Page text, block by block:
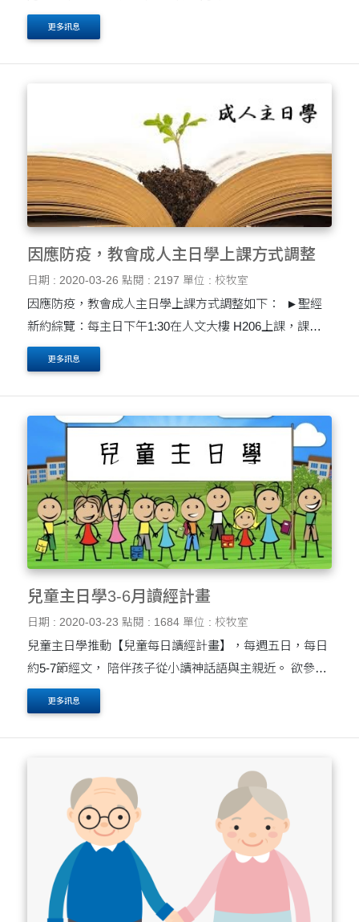
更多訊息
因應防疫，教會成人主日學上課方式調整
日期 : 2020-03-26 點閱 : 2197 單位 : 校牧室
因應防疫，教會成人主日學上課方式調整如下： ►聖經
新約綜覽：每主日下午1:30在人文大樓 H206上課，課堂
Line群組直播，不錄影。 ►跟著讀經計劃看新約：每主日
下午1:30在人文大樓 H105上課，不直播，不錄影。 ►
基....
更多訊息
兒童主日學3-6月讀經計畫
日期 : 2020-03-23 點閱 : 1684 單位 : 校牧室
兒童主日學推動【兒童每日讀經計畫】，每週五日，每日
約5-7節經文， 陪伴孩子從小讀神話語與主親近。 欲參加
的家庭可於此下載2020年3-6月兒童讀經計畫。 更多照片
可見兒主活動集錦
https://chaplain.thu.edu.tw/web/page/page.php....
更多訊息